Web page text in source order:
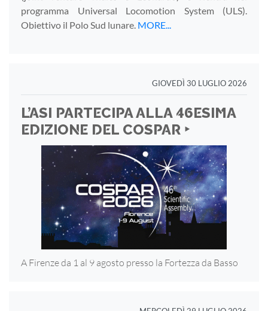
programma Universal Locomotion System (ULS).
Obiettivo il Polo Sud lunare. MORE...
GIOVEDÌ 30 LUGLIO 2026
L’ASI PARTECIPA ALLA 46ESIMA
EDIZIONE DEL COSPAR ‣
A Firenze da 1 al 9 agosto presso la Fortezza da Basso